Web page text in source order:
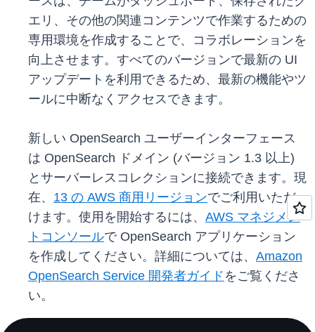
エリ、その他の関連コンテンツで作業するための
専用環境を作成することで、コラボレーションを
向上させます。すべてのバージョンで最新の UI
アップデートを利用できるため、最新の機能やツ
ールに中断なくアクセスできます。
新しい OpenSearch ユーザーインターフェース
は OpenSearch ドメイン (バージョン 1.3 以上)
とサーバーレスコレクションに接続できます。現
在、 13 の AWS 商用リージョンでご利用いただ
けます。使用を開始するには、 AWS マネジメン
トコンソールで OpenSearch アプリケーション
を作成してください。詳細については、 Amazon
OpenSearch Service 開発者ガイド をご覧くださ
い。